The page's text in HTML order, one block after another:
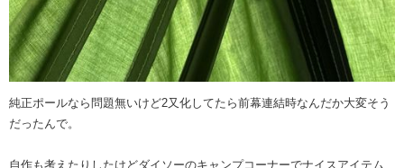
純正ポールなら問題無いけど2又化してたら前幕連結時なんだか大変そう
だったんで。
自作も考えたりしたけどダイソーのキャンプコーナーでナイスアイテム